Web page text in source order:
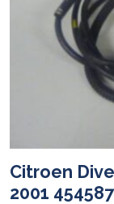
Citroen
2001 454587